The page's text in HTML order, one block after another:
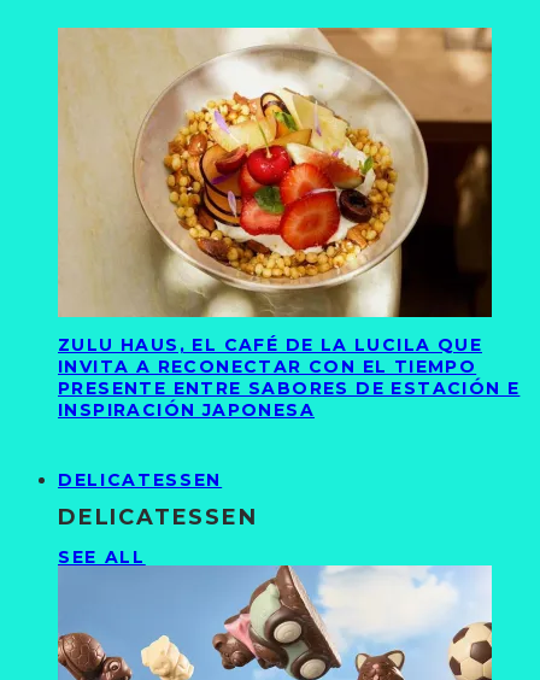
ZULU HAUS, EL CAFÉ DE LA LUCILA QUE
INVITA A RECONECTAR CON EL TIEMPO
PRESENTE ENTRE SABORES DE ESTACIÓN E
INSPIRACIÓN JAPONESA
DELICATESSEN
DELICATESSEN
SEE ALL